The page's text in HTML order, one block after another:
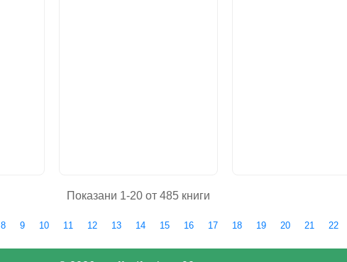
Показани 1-20 от 485 книги
8 9 10 11 12 13 14 15 16 17 18 19 20 21 22